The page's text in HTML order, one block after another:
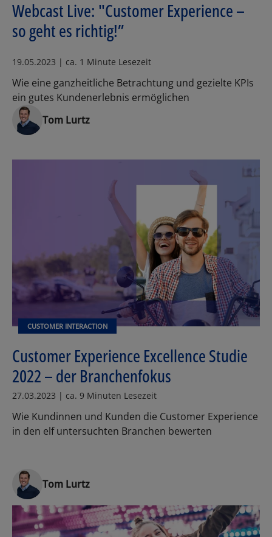
Webcast Live: "Customer Experience –
so geht es richtig!”
19.05.2023 | ca. 1 Minute Lesezeit
Wie eine ganzheitliche Betrachtung und gezielte KPIs
ein gutes Kundenerlebnis ermöglichen
Tom Lurtz
CUSTOMER INTERACTION
Customer Experience Excellence Studie
2022 – der Branchenfokus
27.03.2023 | ca. 9 Minuten Lesezeit
Wie Kundinnen und Kunden die Customer Experience
in den elf untersuchten Branchen bewerten
Tom Lurtz
Los